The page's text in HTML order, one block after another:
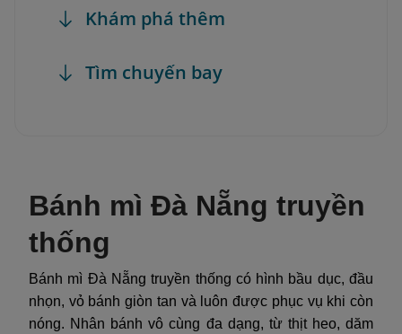
Khám phá thêm
Tìm chuyến bay
Bánh mì Đà Nẵng truyền
thống
Bánh mì Đà Nẵng truyền thống có hình bầu dục, đầu
nhọn, vỏ bánh giòn tan và luôn được phục vụ khi còn
nóng. Nhân bánh vô cùng đa dạng, từ thịt heo, dăm